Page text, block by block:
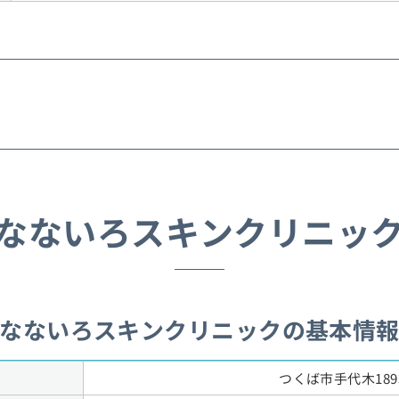
ないろスキンクリニッ
なないろスキンクリニックの基本情報
つくば市手代木